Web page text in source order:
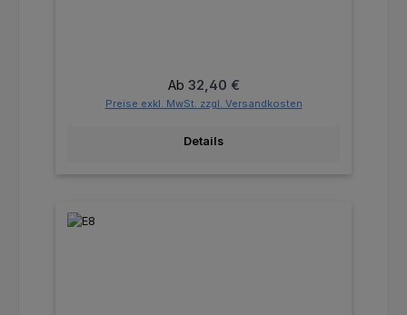
Regulärer Preis:
Ab 32,40 €
Preise exkl. MwSt. zzgl. Versandkosten
Details